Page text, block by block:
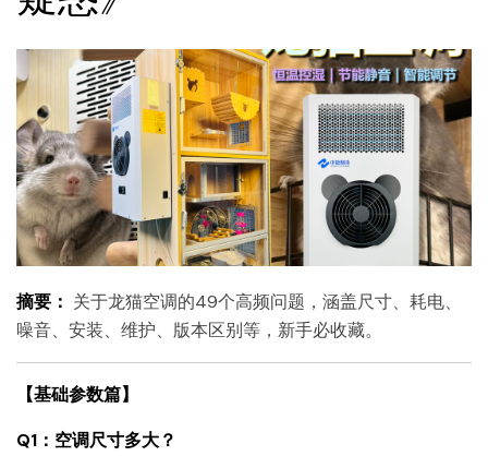
摘要： 关于龙猫空调的49个高频问题，涵盖尺寸、耗电、
噪音、安装、维护、版本区别等，新手必收藏。
【基础参数篇】
Q1：空调尺寸多大？